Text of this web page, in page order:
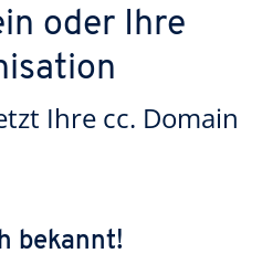
oder Ihre
Ihre cc. Domain
bekannt!